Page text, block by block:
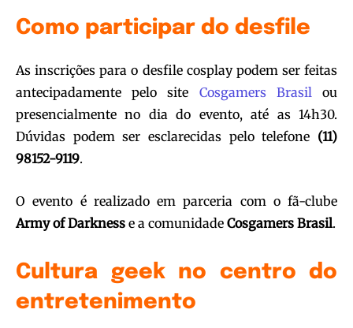
Como participar do desfile
As inscrições para o desfile cosplay podem ser feitas
antecipadamente pelo site Cosgamers Brasil ou
presencialmente no dia do evento, até as 14h30.
Dúvidas podem ser esclarecidas pelo telefone (11)
98152-9119.
O evento é realizado em parceria com o fã-clube
Army of Darkness e a comunidade Cosgamers Brasil.
Cultura geek no centro do
entretenimento